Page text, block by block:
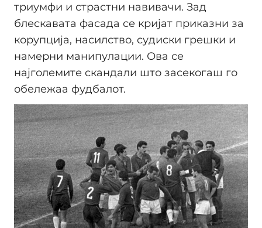
триумфи и страстни навивачи. Зад
блескавата фасада се кријат приказни за
корупција, насилство, судиски грешки и
намерни манипулации. Ова се
најголемите скандали што засекогаш го
обележаа фудбалот.